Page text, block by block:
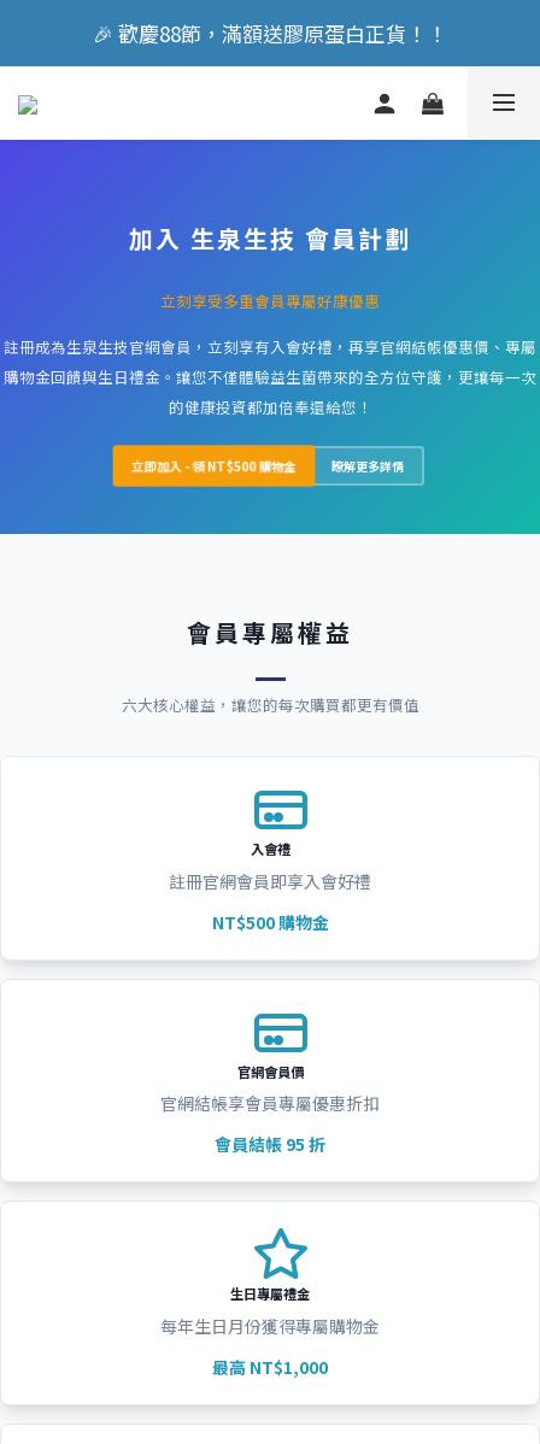
🎉 歡慶88節，滿額送膠原蛋白正貨！！
🎉 歡慶88節，滿額送膠原蛋白正貨！！
立即加入會員享『300元』購物金
加入 生泉生技 會員計劃
立刻享受多重會員專屬好康優惠
註冊成為生泉生技官網會員，立刻享有入會好禮，再享官網結帳優惠價、專屬
購物金回饋與生日禮金。讓您不僅體驗益生菌帶來的全方位守護，更讓每一次
的健康投資都加倍奉還給您！
立即加入 - 領 NT$500 購物金 瞭解更多詳情
會員專屬權益
六大核心權益，讓您的每次購買都更有價值
入會禮
註冊官網會員即享入會好禮
NT$500 購物金
官網會員價
官網結帳享會員專屬優惠折扣
會員結帳 95 折
生日專屬禮金
每年生日月份獲得專屬購物金
最高 NT$1,000